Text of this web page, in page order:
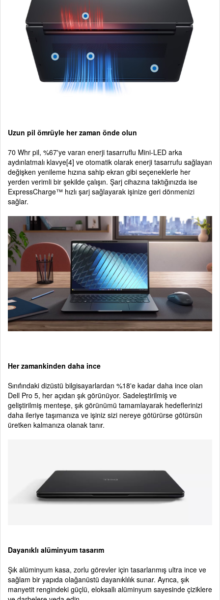
Uzun pil ömrüyle her zaman önde olun
70 Whr pil, %67'ye varan enerji tasarruflu Mini-LED arka
aydınlatmalı klavye[4] ve otomatik olarak enerji tasarrufu sağlayan
değişken yenileme hızına sahip ekran gibi seçeneklerle her
yerden verimli bir şekilde çalışın. Şarj cihazına taktığınızda ise
ExpressCharge™ hızlı şarj sağlayarak işinize geri dönmenizi
sağlar.
Her zamankinden daha ince
Sınıfındaki dizüstü bilgisayarlardan %18'e kadar daha ince olan
Dell Pro 5, her açıdan şık görünüyor. Sadeleştirilmiş ve
geliştirilmiş menteşe, şık görünümü tamamlayarak hedeflerinizi
daha ileriye taşımanıza ve işiniz sizi nereye götürürse götürsün
üretken kalmanıza olanak tanır.
Dayanıklı alüminyum tasarım
Şık alüminyum kasa, zorlu görevler için tasarlanmış ultra ince ve
sağlam bir yapıda olağanüstü dayanıklılık sunar. Ayrıca, şık
manyetit rengindeki güçlü, eloksallı alüminyum sayesinde çiziklere